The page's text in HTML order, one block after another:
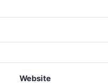
Website